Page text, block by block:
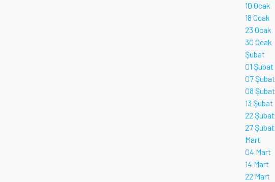
10 Ocak
18 Ocak
23 Ocak
30 Ocak
Şubat
01 Şubat
07 Şubat
08 Şubat
13 Şubat
22 Şubat
27 Şubat
Mart
04 Mart
14 Mart
22 Mart